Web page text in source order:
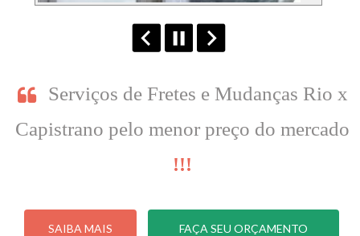
Serviços de Fretes e Mudanças Rio x
Capistrano pelo menor preço do mercado
!!!
SAIBA MAIS FAÇA SEU ORÇAMENTO